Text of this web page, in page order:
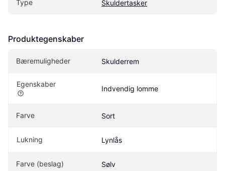
Type Skuldertasker
Produktegenskaber
Bæremuligheder Skulderrem
Egenskaber
Indvendig lomme
Farve Sort
Lukning Lynlås
Farve (beslag) Sølv